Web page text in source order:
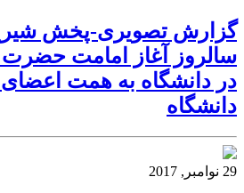
گزارش تصویری-پخش
سالروز آغاز امامت
در دانشگاه به همت
دانشگاه
29 نوامبر, 2017